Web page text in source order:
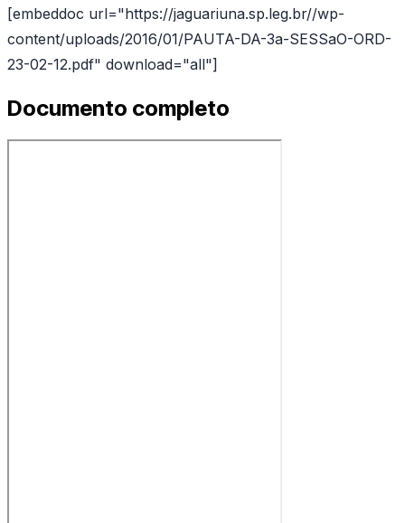
[embeddoc url="https://jaguariuna.sp.leg.br//wp-
content/uploads/2016/01/PAUTA-DA-3a-SESSaO-ORD-
23-02-12.pdf" download="all"]
Documento completo